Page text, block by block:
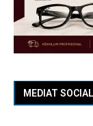
MEDIAT